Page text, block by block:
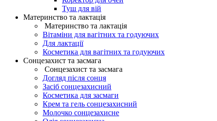
Туш для вій
Материнство та лактація
Материнство та лактація
Вітаміни для вагітних та годуючих
Для лактації
Косметика для вагітних та годуючих
Сонцезахист та засмага
Сонцезахист та засмага
Догляд після сонця
Засіб сонцезахисний
Косметика для засмаги
Крем та гель сонцезахисний
Молочко сонцезахисне